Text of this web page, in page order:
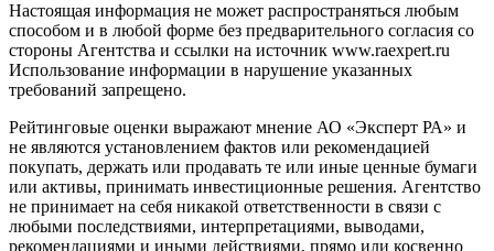
Настоящая информация не может распространяться любым
способом и в любой форме без предварительного согласия со
стороны Агентства и ссылки на источник www.raexpert.ru
Использование информации в нарушение указанных
требований запрещено.
Рейтинговые оценки выражают мнение АО «Эксперт РА» и
не являются установлением фактов или рекомендацией
покупать, держать или продавать те или иные ценные бумаги
или активы, принимать инвестиционные решения. Агентство
не принимает на себя никакой ответственности в связи с
любыми последствиями, интерпретациями, выводами,
рекомендациями и иными действиями, прямо или косвенно